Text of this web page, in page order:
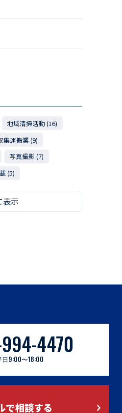
地域清掃活動 (16)
集運搬業 (9)
写真撮影 (7)
(5)
表示
4470
日9:00〜18:00
で相談する